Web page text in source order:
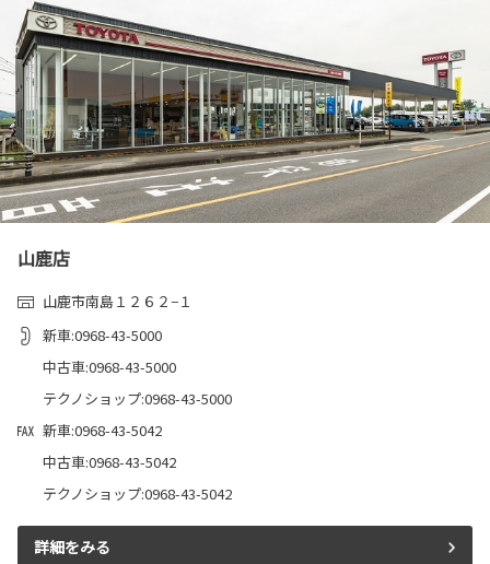
山鹿店
山鹿市南島１２６２−１
新車:0968-43-5000
中古車:0968-43-5000
テクノショップ:0968-43-5000
新車:0968-43-5042
中古車:0968-43-5042
テクノショップ:0968-43-5042
詳細をみる